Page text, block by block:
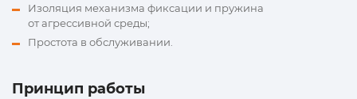
Изоляция механизма фиксации и пружина
от агрессивной среды;
Простота в обслуживании.
Принцип работы